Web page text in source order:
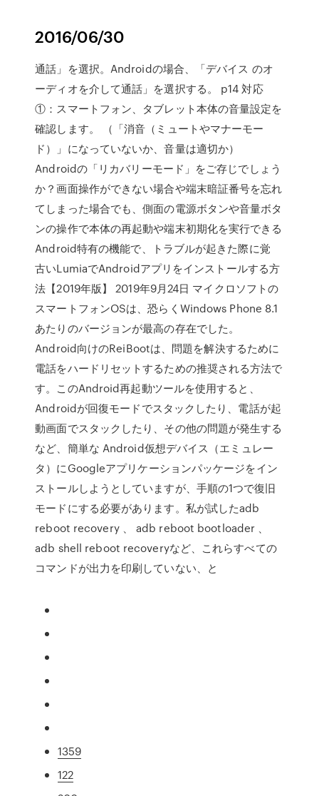
2016/06/30
通話」を選択。Androidの場合、「デバイス のオ
ーディオを介して通話」を選択する。 p14 対応
①：スマートフォン、タブレット本体の音量設定を
確認します。 （「消音（ミュートやマナーモー
ド）」になっていないか、音量は適切か）
Androidの「リカバリーモード」をご存じでしょう
か？画面操作ができない場合や端末暗証番号を忘れ
てしまった場合でも、側面の電源ボタンや音量ボタ
ンの操作で本体の再起動や端末初期化を実行できる
Android特有の機能で、トラブルが起きた際に覚
古いLumiaでAndroidアプリをインストールする方
法【2019年版】 2019年9月24日 マイクロソフトの
スマートフォンOSは、恐らくWindows Phone 8.1
あたりのバージョンが最高の存在でした。
Android向けのReiBootは、問題を解決するために
電話をハードリセットするための推奨される方法で
す。このAndroid再起動ツールを使用すると、
Androidが回復モードでスタックしたり、電話が起
動画面でスタックしたり、その他の問題が発生する
など、簡単な Android仮想デバイス（エミュレー
タ）にGoogleアプリケーションパッケージをイン
ストールしようとしていますが、手順の1つで復旧
モードにする必要があります。私が試したadb
reboot recovery 、 adb reboot bootloader 、
adb shell reboot recoveryなど、これらすべての
コマンドが出力を印刷していない、と
1359
122